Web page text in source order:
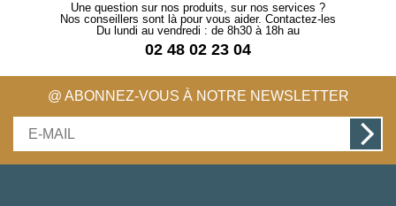
Une question sur nos produits, sur nos services ?
Nos conseillers sont là pour vous aider. Contactez-les
Du lundi au vendredi : de 8h30 à 18h au
02 48 02 23 04
@ ABONNEZ-VOUS À NOTRE NEWSLETTER